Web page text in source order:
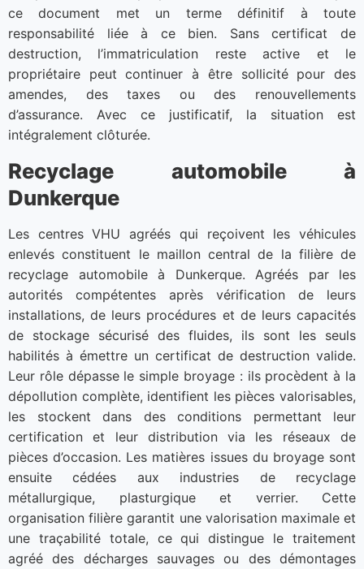
ce document met un terme définitif à toute
responsabilité liée à ce bien. Sans certificat de
destruction, l’immatriculation reste active et le
propriétaire peut continuer à être sollicité pour des
amendes, des taxes ou des renouvellements
d’assurance. Avec ce justificatif, la situation est
intégralement clôturée.
Recyclage automobile à
Dunkerque
Les centres VHU agréés qui reçoivent les véhicules
enlevés constituent le maillon central de la filière de
recyclage automobile à Dunkerque. Agréés par les
autorités compétentes après vérification de leurs
installations, de leurs procédures et de leurs capacités
de stockage sécurisé des fluides, ils sont les seuls
habilités à émettre un certificat de destruction valide.
Leur rôle dépasse le simple broyage : ils procèdent à la
dépollution complète, identifient les pièces valorisables,
les stockent dans des conditions permettant leur
certification et leur distribution via les réseaux de
pièces d’occasion. Les matières issues du broyage sont
ensuite cédées aux industries de recyclage
métallurgique, plasturgique et verrier. Cette
organisation filière garantit une valorisation maximale et
une traçabilité totale, ce qui distingue le traitement
agréé des décharges sauvages ou des démontages